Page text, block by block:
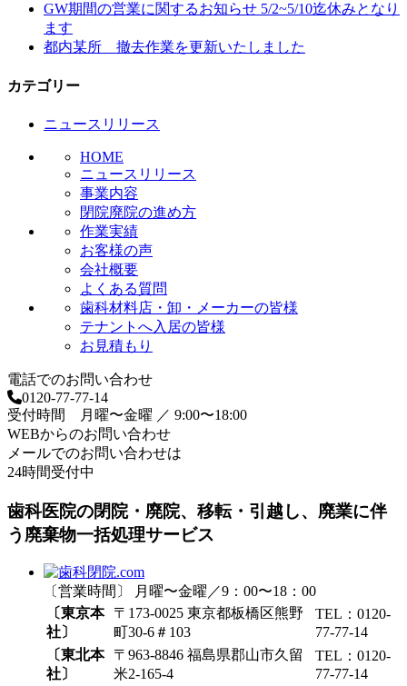
ョ
GW期間の営業に関するお知らせ 5/2~5/10迄休みとなり
ます
都内某所 撤去作業を更新いたしました
カテゴリー
ニュースリリース
HOME
ニュースリリース
事業内容
閉院廃院の進め方
作業実績
お客様の声
会社概要
よくある質問
歯科材料店・卸・メーカーの皆様
テナントへ入居の皆様
お見積もり
電話でのお問い合わせ
0120-77-77-14
受付時間 月曜〜金曜 ／ 9:00〜18:00
WEBからのお問い合わせ
メールでのお問い合わせは
24時間受付中
歯科医院の閉院・廃院、移転・引越し、廃業に伴
う廃棄物一括処理サービス
〔営業時間〕 月曜〜金曜／9：00〜18：00
〔東京本
社〕
〒173-0025 東京都板橋区熊野
町30-6＃103
TEL：0120-
77-77-14
〔東北本
社〕
〒963-8846 福島県郡山市久留
米2-165-4
TEL：0120-
77-77-14